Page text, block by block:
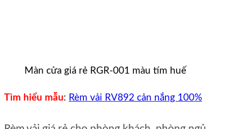
Màn cửa giá rẻ RGR-001 màu tím huế
Tìm hiểu mẫu: Rèm vải RV892 cản nắng 100%